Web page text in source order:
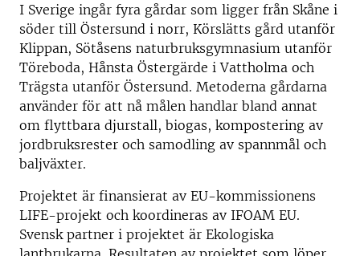
I Sverige ingår fyra gårdar som ligger från Skåne i
söder till Östersund i norr, Körslätts gård utanför
Klippan, Sötåsens naturbruksgymnasium utanför
Töreboda, Hånsta Östergärde i Vattholma och
Trägsta utanför Östersund. Metoderna gårdarna
använder för att nå målen handlar bland annat
om flyttbara djurstall, biogas, kompostering av
jordbruksrester och samodling av spannmål och
baljväxter.
Projektet är finansierat av EU-kommissionens
LIFE-projekt och koordineras av IFOAM EU.
Svensk partner i projektet är Ekologiska